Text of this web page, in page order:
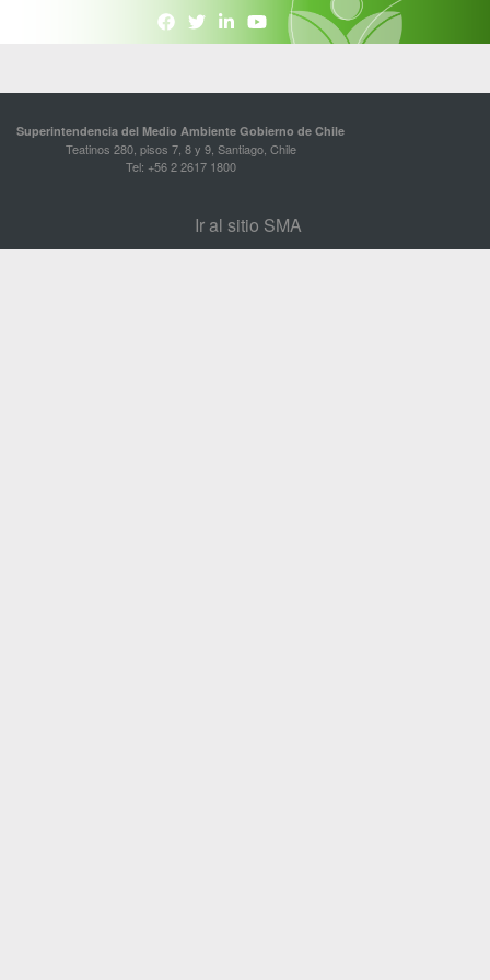
Superintendencia del Medio Ambiente Gobierno de Chile
Teatinos 280, pisos 7, 8 y 9, Santiago, Chile
Tel: +56 2 2617 1800
Ir al sitio SMA